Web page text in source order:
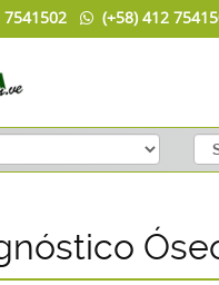
7541502 (+58) 412